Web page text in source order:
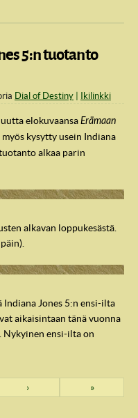
5:n tuotanto
Dial of Destiny Ikilinkki
elokuvaansaErämaan
myös kysytty usein Indiana
alkaa parin
alkavan loppukesästä.
Jones 5:n ensi-ilta
aikaisintaan tänä vuonna
Nykyinen ensi-ilta on
› »